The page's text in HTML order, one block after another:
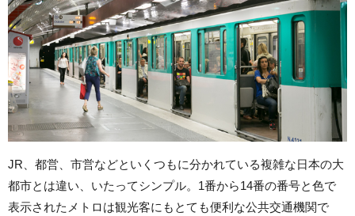
JR、都営、市営などといくつもに分かれている複雑な日本の大
都市とは違い、いたってシンプル。1番から14番の番号と色で
表示されたメトロは観光客にもとても便利な公共交通機関で